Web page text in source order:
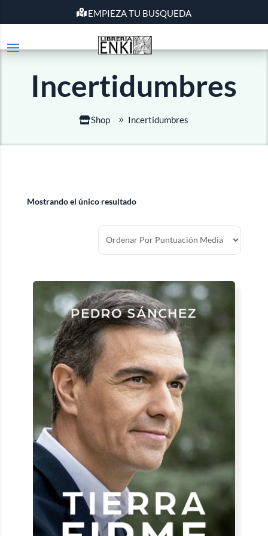
EMPIEZA TU BUSQUEDA
Incertidumbres
Shop Incertidumbres
Mostrando el único resultado